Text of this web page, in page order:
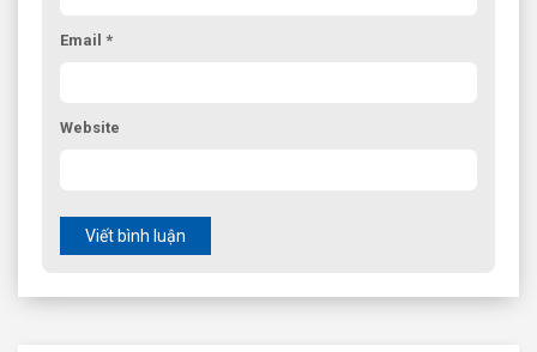
Email *
Website
Viết bình luận